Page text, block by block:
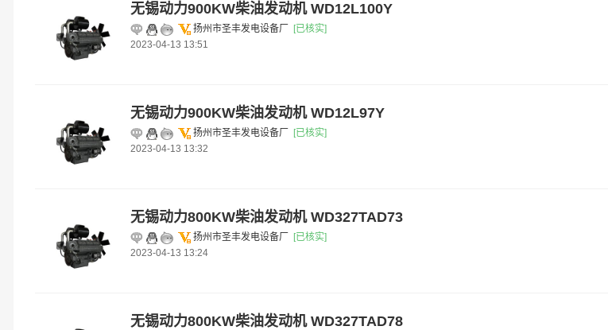
无锡动力900KW柴油发动机 WD12L100Y
扬州市圣丰发电设备厂
[已核实]
2023-04-13 13:51
无锡动力900KW柴油发动机 WD12L97Y
扬州市圣丰发电设备厂
[已核实]
2023-04-13 13:32
无锡动力800KW柴油发动机 WD327TAD73
扬州市圣丰发电设备厂
[已核实]
2023-04-13 13:24
无锡动力800KW柴油发动机 WD327TAD78